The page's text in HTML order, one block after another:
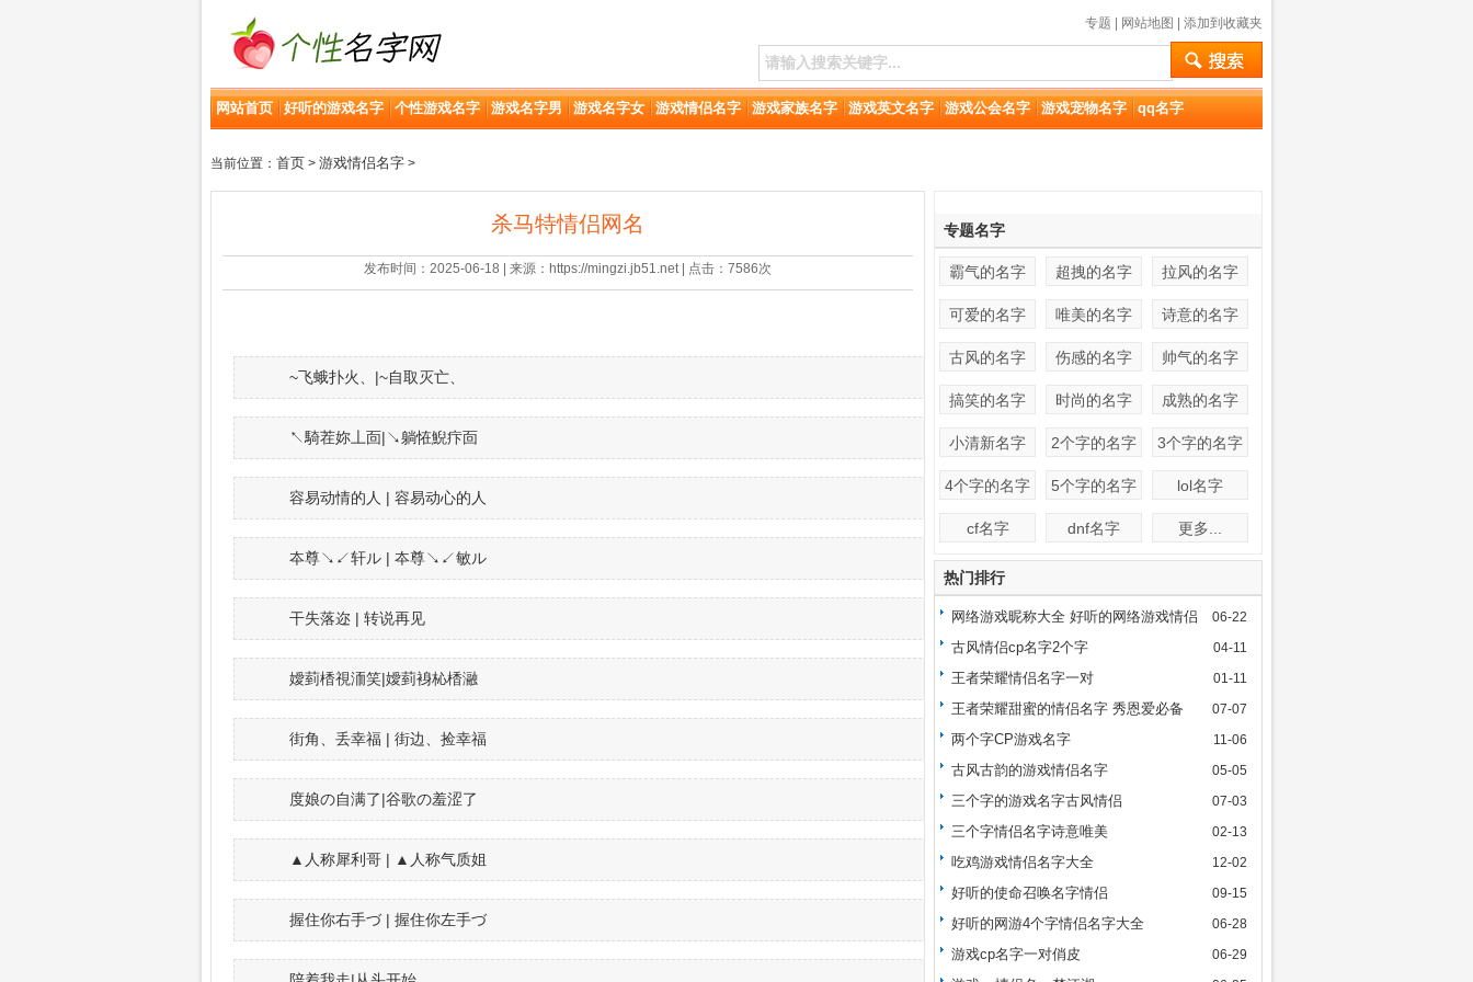
专题 网站地图 添加到收藏夹
网站首页 好听的游戏名字 个性游戏名字 游戏名字男 游戏名字女 游戏情侣名字 游戏家族名字 游戏英文名字 游戏公会名字 游戏宠物名字 qq名字
当前位置： 首页 > 游戏情侣名字 >
杀马特情侣网名
发布时间：2025-06-18 | 来源：https://mingzi.jb51.net | 点击：7586次
~飞蛾扑火、|~自取灭亡、
↖騎茬妳丄靣|↘躺恠鯢疜靣
容易动情的人 | 容易动心的人
夲尊↘↙轩ル | 夲尊↘↙敏ル
干失落迩 | 转说再见
嬡菿楿視洏笑|嬡菿裑杺楿瀜
街角、丢幸福 | 街边、捡幸福
度娘の自满了|谷歌の羞涩了
▲人称犀利哥 | ▲人称气质姐
握住你右手づ | 握住你左手づ
专题名字
霸气的名字 超拽的名字 拉风的名字
可爱的名字 唯美的名字 诗意的名字
古风的名字 伤感的名字 帅气的名字
搞笑的名字 时尚的名字 成熟的名字
小清新名字 2个字的名字 3个字的名字
4个字的名字 5个字的名字 lol名字
cf名字 dnf名字 更多...
热门排行
06-22
网络游戏昵称大全 好听的网络游戏情侣
昵称
04-11
古风情侣cp名字2个字
01-11
王者荣耀情侣名字一对
07-07
王者荣耀甜蜜的情侣名字 秀恩爱必备
11-06
两个字CP游戏名字
05-05
古风古韵的游戏情侣名字
07-03
三个字的游戏名字古风情侣
02-13
三个字情侣名字诗意唯美
12-02
吃鸡游戏情侣名字大全
09-15
好听的使命召唤名字情侣
06-28
好听的网游4个字情侣名字大全
06-29
游戏cp名字一对俏皮